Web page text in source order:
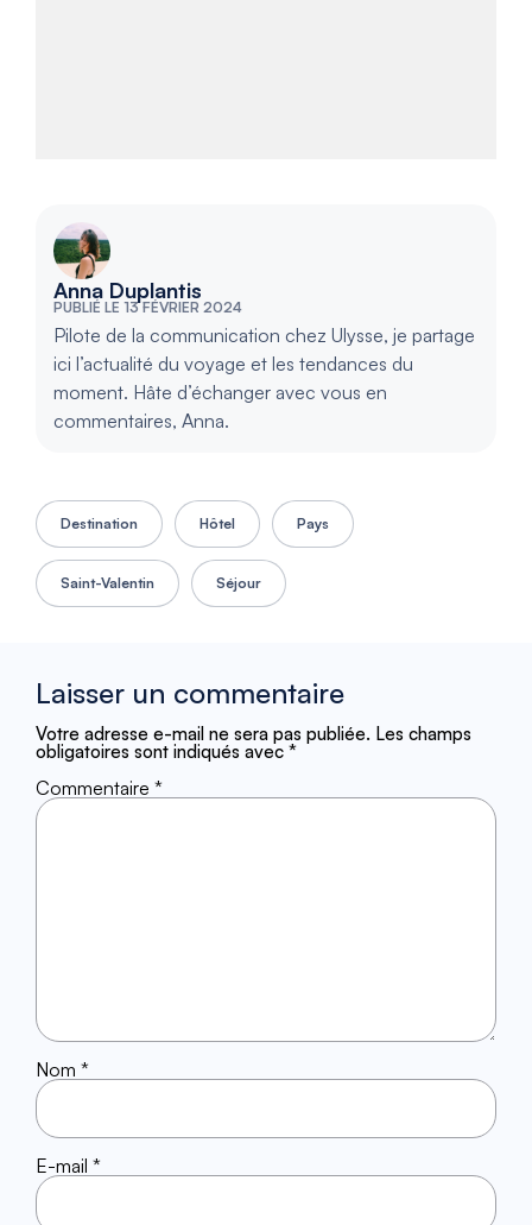
Anna Duplantis
PUBLIÉ LE 13 FÉVRIER 2024
Pilote de la communication chez Ulysse, je partage
ici l’actualité du voyage et les tendances du
moment. Hâte d’échanger avec vous en
commentaires, Anna.
Destination Hôtel Pays
Saint-Valentin Séjour
Laisser un commentaire
Votre adresse e-mail ne sera pas publiée. Les champs
obligatoires sont indiqués avec *
Commentaire *
Nom *
E-mail *